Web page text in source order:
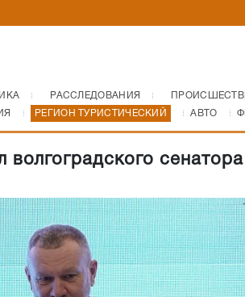
РАССЛЕДОВАНИЯ
РЕГИОН ТУРИСТИЧЕСКИЙ АВТО
волгоградского сенатора